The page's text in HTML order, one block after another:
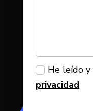
He leído
privacidad